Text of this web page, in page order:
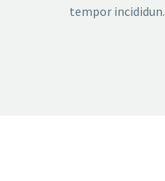
tempor incididun.